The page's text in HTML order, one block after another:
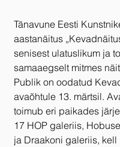
Tänavune Eesti
aastanäitus
senisest ulatuslikum ja
samaaegselt mitmes
Publik on oodatud
avaõhtule 13. märtsil.
toimub eri paikades
17 HOP galeriis,
ja Draakoni galeriis, kell